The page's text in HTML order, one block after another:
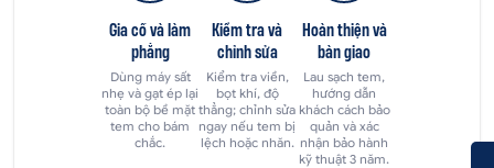
Gia cố và làm
phẳng
Dùng máy sất
nhẹ và gạt ép lại
toàn bộ bề mặt
tem cho bám
chắc.
Kiểm tra và
chỉnh sửa
Kiểm tra viền,
bọt khí, độ
thẳng; chỉnh sửa
ngay nếu tem bị
lệch hoặc nhăn.
Hoàn thiện và
bàn giao
Lau sạch tem,
hướng dẫn
khách cách bảo
quản và xác
nhận bảo hành
kỹ thuật 3 năm.